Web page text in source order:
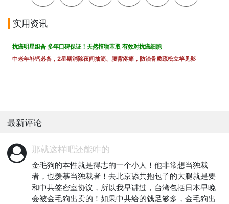
实用资讯
抗癌明星组合 多年口碑保证！天然植物萃取 有效对抗癌细胞
中老年补钙必备，2星期消除夜间抽筋、腰背疼痛，防治骨质疏松立竿见影
最新评论
那就这样吧还能咋的
金毛狗的本性就是得志的一个小人！他非常想当独裁
者，也羡慕当独裁者！去北京舔共抱包子的大腿就是要
和中共签密室协议，所以我早讲过，台湾包括日本早晚
会被金毛狗出卖的！如果中共给的钱足够多，金毛狗出